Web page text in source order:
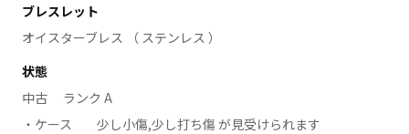
ブレスレット
オイスターブレス （ ステンレス ）
状態
中古 ランク A
ケース
少し小傷,少し打ち傷 が見受けられます